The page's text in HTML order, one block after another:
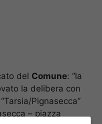
del Comune: “la
la delibera con
Pignasecca”
– piazza